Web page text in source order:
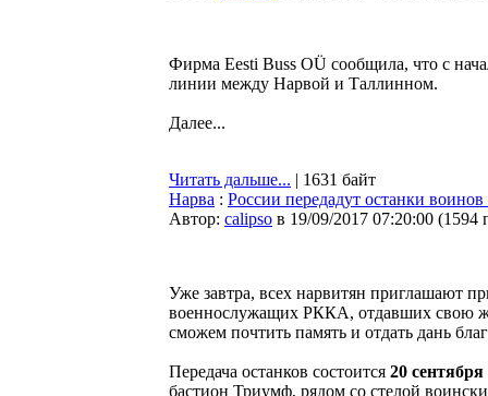
Фирма Eesti Buss OÜ сообщила, что с
линии между Нарвой и Таллинном.
Далее...
Читать дальше... | 1631 байт
Нарва : России передадут останки
Автор: calipso в 19/09/2017 07:20:00 (1594
Уже завтра, всех нарвитян приглашают
военнослужащих РККА, отдавших свою
сможем почтить память и отдать дань
Передача останков состоится 20 сентября
бастион Триумф, рядом со стелой